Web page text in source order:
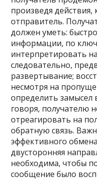
произведя
отправитель.
должен уметь:
информации, по
интерпретировать
следовательно,
развертывание;
несмотря на
определить
говоря, получателю
отреагировать на
обратную связь.
эффективного
двусторонняя
необходима, чтобы
сообщение было